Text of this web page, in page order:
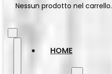
Nessun prodotto nel carrello.
HOME